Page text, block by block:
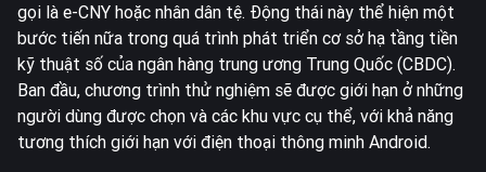
gọi là e-CNY hoặc nhân dân tệ. Động thái này thể hiện một
bước tiến nữa trong quá trình phát triển cơ sở hạ tầng tiền
kỹ thuật số của ngân hàng trung ương Trung Quốc (CBDC).
Ban đầu, chương trình thử nghiệm sẽ được giới hạn ở những
người dùng được chọn và các khu vực cụ thể, với khả năng
tương thích giới hạn với điện thoại thông minh Android.